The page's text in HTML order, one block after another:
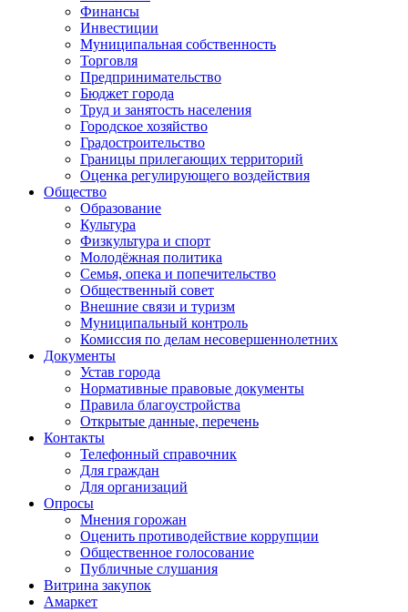
Финансы
Инвестиции
Муниципальная собственность
Торговля
Предпринимательство
Бюджет города
Труд и занятость населения
Городское хозяйство
Градостроительство
Границы прилегающих территорий
Оценка регулирующего воздействия
Общество
Образование
Культура
Физкультура и спорт
Молодёжная политика
Семья, опека и попечительство
Общественный совет
Внешние связи и туризм
Муниципальный контроль
Комиссия по делам несовершеннолетних
Документы
Устав города
Нормативные правовые документы
Правила благоустройства
Открытые данные, перечень
Контакты
Телефонный справочник
Для граждан
Для организаций
Опросы
Мнения горожан
Оценить противодействие коррупции
Общественное голосование
Публичные слушания
Витрина закупок
Амаркет